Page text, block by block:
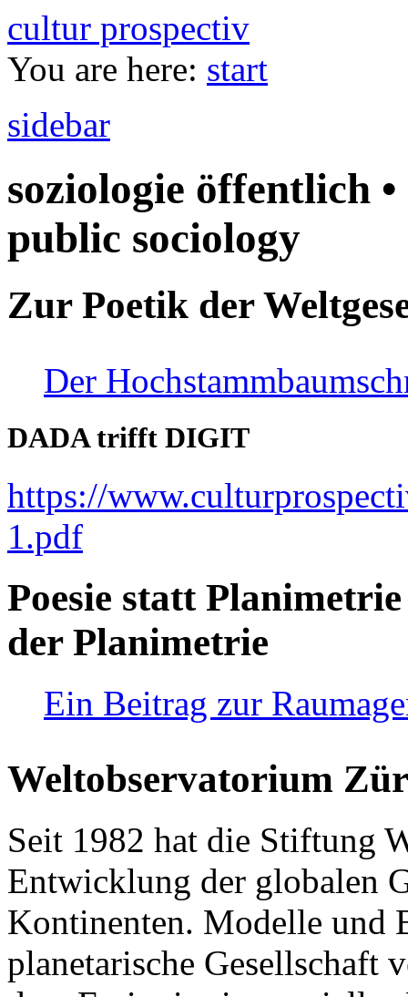
cultur prospectiv
You are here: start
sidebar
soziologie öffentlich
public sociology
Zur Poetik der
Der
DADA trifft DIGIT
https://
1.pdf
Poesie statt
der Planimetrie
Ein Beitrag zur
Weltobservatorium
Seit 1982 hat die Stiftung
Entwicklung der globalen
Kontinenten. Modelle und
planetarische Gesellschaft